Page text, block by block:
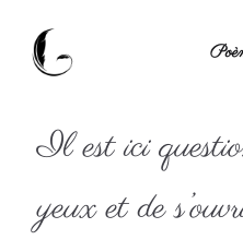
Il est ici
yeux et de